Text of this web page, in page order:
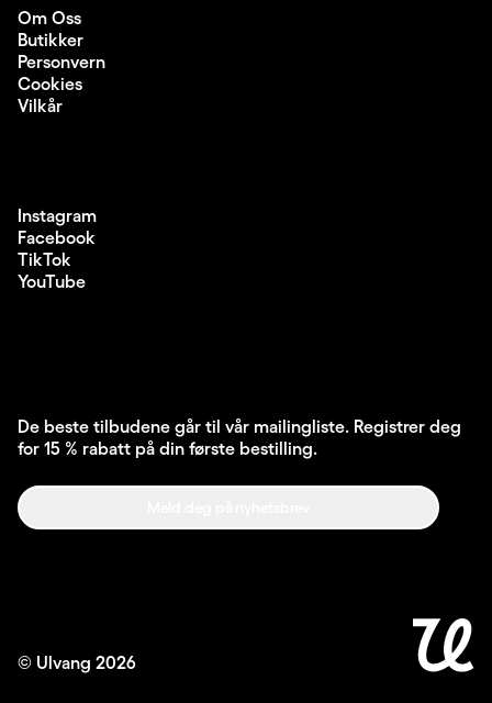
Om Oss
Butikker
Personvern
Cookies
Vilkår
Instagram
Facebook
TikTok
YouTube
De beste tilbudene går til vår mailingliste. Registrer deg
for 15 % rabatt på din første bestilling.
© Ulvang 2026